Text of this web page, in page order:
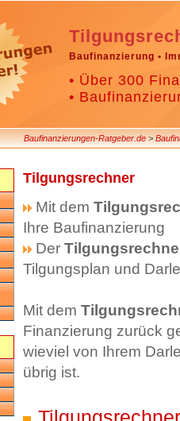
Baufinanzierung •
• Über 300
•
Baufinanzierungen-Ratgeber.de>
Tilgungsrechner
Mit dem
Ihre Baufinanzierung
Der
Tilgungsplan und
Mit dem
Finanzierung zurück
wieviel von Ihrem
übrig ist.